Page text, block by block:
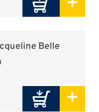
Belle
+